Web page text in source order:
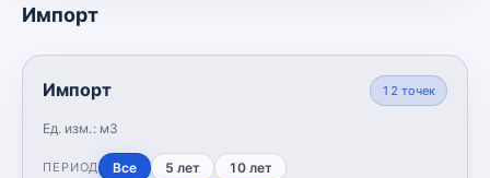
Импорт
Импорт
Ед. изм.: м3
12 точек
ПЕРИОД Все 5 лет 10 лет